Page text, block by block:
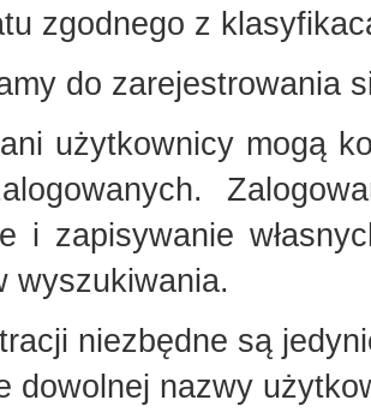
zgodnego z
do zarejestrowania
użytkownicy mogą
i zapisywanie
wyszukiwania.
niezbędne są
dowolnej nazwy